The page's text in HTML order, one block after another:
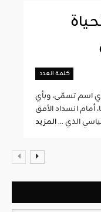
كلمة العدد
اسم تسمّى، وبأي
أمام انسداد الأفق
الذي ...